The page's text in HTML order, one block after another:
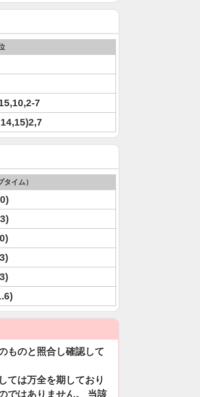
7
イム）
ものと照合し確認して
ては万全を期しており
ではありません。 当該